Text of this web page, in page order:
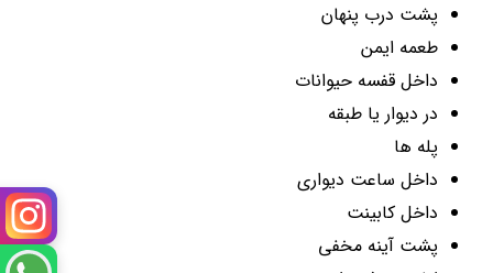
پشت درب پنهان
طعمه ایمن
داخل قفسه حیوانات
در دیوار یا طبقه
پله ها
داخل ساعت دیواری
داخل کابینت
پشت آینه مخفی